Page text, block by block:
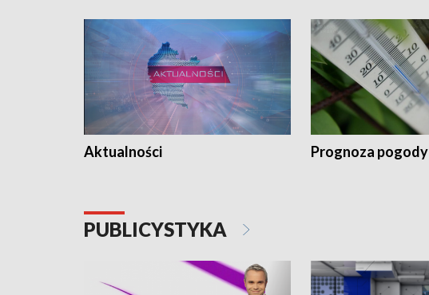
Aktualności Prognoza pogody
PUBLICYSTYKA